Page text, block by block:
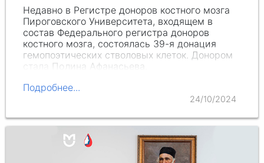
Недавно в Регистре доноров костного мозга
Пироговского Университета, входящем в
состав Федерального регистра доноров
костного мозга, состоялась 39-я донация
гемопоэтических стволовых клеток. Донором
стала
Полина Афанасьева
Подробнее...
24/10/2024